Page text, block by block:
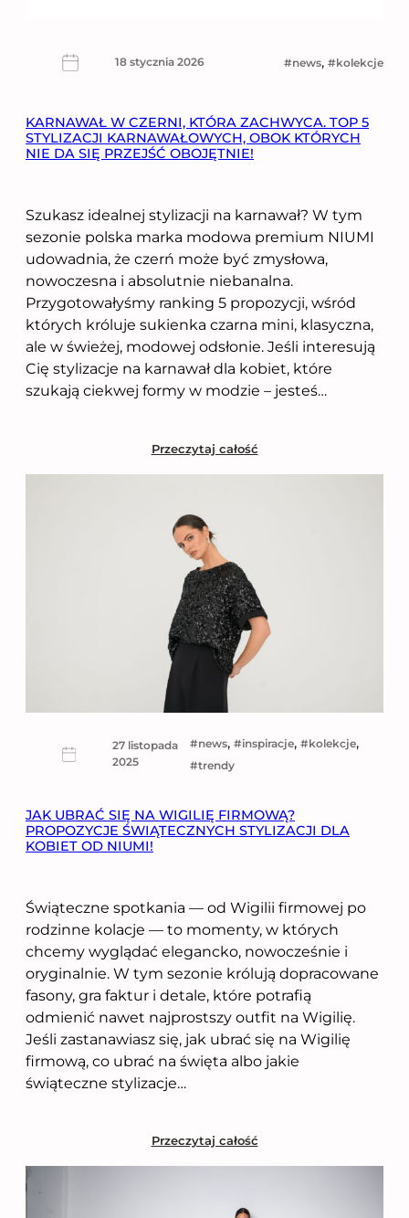
18 stycznia 2026 news, kolekcje
KARNAWAŁ W CZERNI, KTÓRA ZACHWYCA. TOP 5
STYLIZACJI KARNAWAŁOWYCH, OBOK KTÓRYCH
NIE DA SIĘ PRZEJŚĆ OBOJĘTNIE!
Szukasz idealnej stylizacji na karnawał? W tym
sezonie polska marka modowa premium NIUMI
udowadnia, że czerń może być zmysłowa,
nowoczesna i absolutnie niebanalna.
Przygotowałyśmy ranking 5 propozycji, wśród
których króluje sukienka czarna mini, klasyczna,
ale w świeżej, modowej odsłonie. Jeśli interesują
Cię stylizacje na karnawał dla kobiet, które
szukają ciekwej formy w modzie – jesteś…
Przeczytaj całość
27 listopada
2025
news, inspiracje, kolekcje ,
trendy
JAK UBRAĆ SIĘ NA WIGILIĘ FIRMOWĄ?
PROPOZYCJE ŚWIĄTECZNYCH STYLIZACJI DLA
KOBIET OD NIUMI!
Świąteczne spotkania — od Wigilii firmowej po
rodzinne kolacje — to momenty, w których
chcemy wyglądać elegancko, nowocześnie i
oryginalnie. W tym sezonie królują dopracowane
fasony, gra faktur i detale, które potrafią
odmienić nawet najprostszy outfit na Wigilię.
Jeśli zastanawiasz się, jak ubrać się na Wigilię
firmową, co ubrać na święta albo jakie
świąteczne stylizacje…
Przeczytaj całość